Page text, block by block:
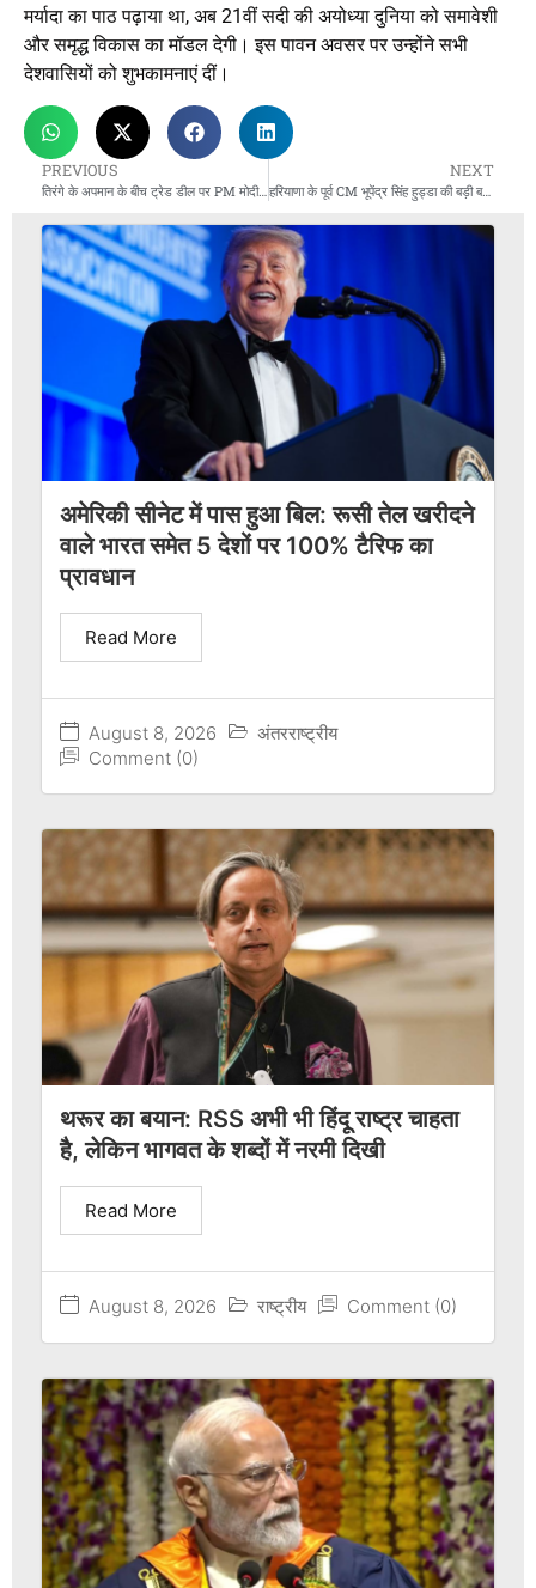
मर्यादा का पाठ पढ़ाया था, अब 21वीं सदी की अयोध्या दुनिया को समावेशी
और समृद्ध विकास का मॉडल देगी। इस पावन अवसर पर उन्होंने सभी
देशवासियों को शुभकामनाएं दीं।
PREVIOUS
तिरंगे के अपमान के बीच ट्रेड डील पर PM मोदी-कार्नी ने शुरू की बातचीत
NEXT
हरियाणा के पूर्व CM भूपेंद्र सिंह हुड्डा की बड़ी बहन बिमला देवी का निधन
अमेरिकी सीनेट में पास हुआ बिल: रूसी तेल खरीदने
वाले भारत समेत 5 देशों पर 100% टैरिफ का
प्रावधान
August 8, 2026
अंतरराष्ट्रीय
Comment (0)
Read More
थरूर का बयान: RSS अभी भी हिंदू राष्ट्र चाहता
है, लेकिन भागवत के शब्दों में नरमी दिखी
August 8, 2026 राष्ट्रीय Comment (0)
Read More